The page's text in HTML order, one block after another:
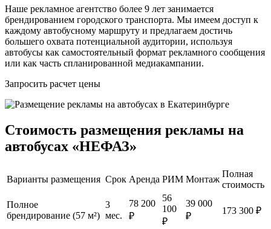
Наше рекламное агентство более 9 лет занимается
брендированием городского транспорта. Мы имеем доступ к
каждому автобусному маршруту и предлагаем достичь
большего охвата потенциальной аудитории, используя
автобусы как самостоятельный формат рекламного сообщения
или как часть спланированной медиакампании.
Запросить расчет цены
Стоимость размещения рекламы на
автобусах «НЕФАЗ»
Варианты размещения Срок Аренда РИМ Монтаж
Полная
стоимость
Полное
брендирование (57 м²)
3
мес.
78 200
₽
56
100
₽
39 000
₽
173 300 ₽